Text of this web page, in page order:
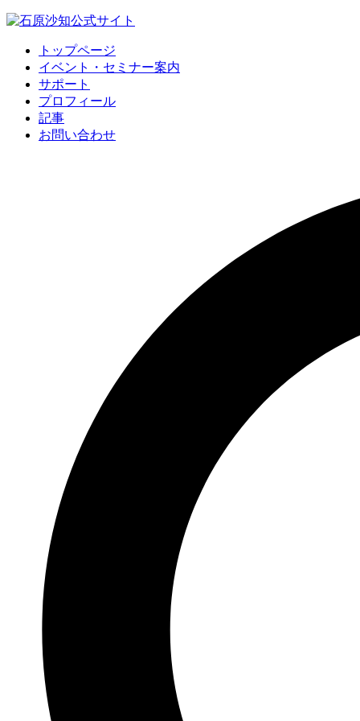
トップページ
イベント・セミナー案内
サポート
プロフィール
記事
お問い合わせ